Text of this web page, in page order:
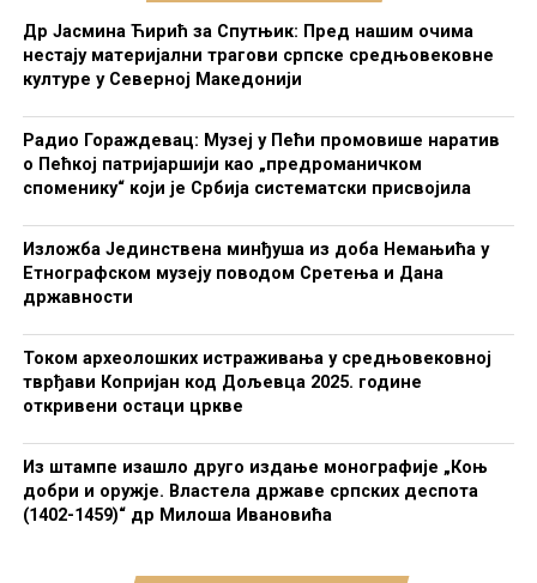
Др Јасмина Ћирић за Спутњик: Пред нашим очима
нестају материјални трагови српске средњовековне
културе у Северној Македонији
Радио Гораждевац: Музеј у Пећи промовише наратив
о Пећкој патријаршији као „предроманичком
споменику“ који је Србија систематски присвојила
Изложба Јединствена минђуша из доба Немањића у
Етнографском музеју поводом Сретења и Дана
државности
Током археолошких истраживања у средњовековној
тврђави Копријан код Дољевца 2025. године
откривени остаци цркве
Из штампе изашло друго издање монографије „Коњ
добри и оружје. Властела државе српских деспота
(1402-1459)“ др Милоша Ивановића